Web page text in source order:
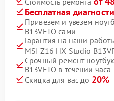
Бесплатная
Привезем и увезем
B13VFTO сами
Гарантия на наши
MSI Z16 HX Studio
Срочный ремонт
B13VFTO в течении часа
Скидка для вас до 20%